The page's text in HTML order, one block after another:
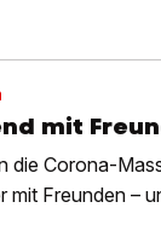
mit
die Corona-
mit Freunden –